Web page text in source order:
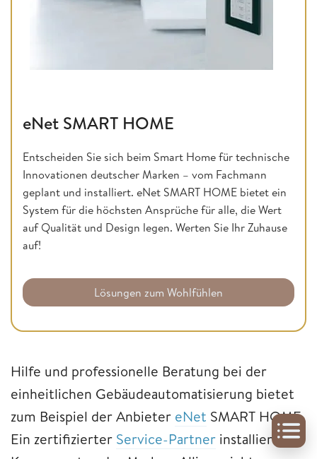
eNet SMART HOME
Entscheiden Sie sich beim Smart Home für technische
Innovationen deutscher Marken – vom Fachmann
geplant und installiert. eNet SMART HOME bietet ein
System für die höchsten Ansprüche für alle, die Wert
auf Qualität und Design legen. Werten Sie Ihr Zuhause
auf!
Lösungen zum Wohlfühlen
Hilfe und professionelle Beratung bei der
einheitlichen Gebäudeautomatisierung bietet
zum Beispiel der Anbieter eNet SMART HOME.
Ein zertifizierter Service-Partner installiert die